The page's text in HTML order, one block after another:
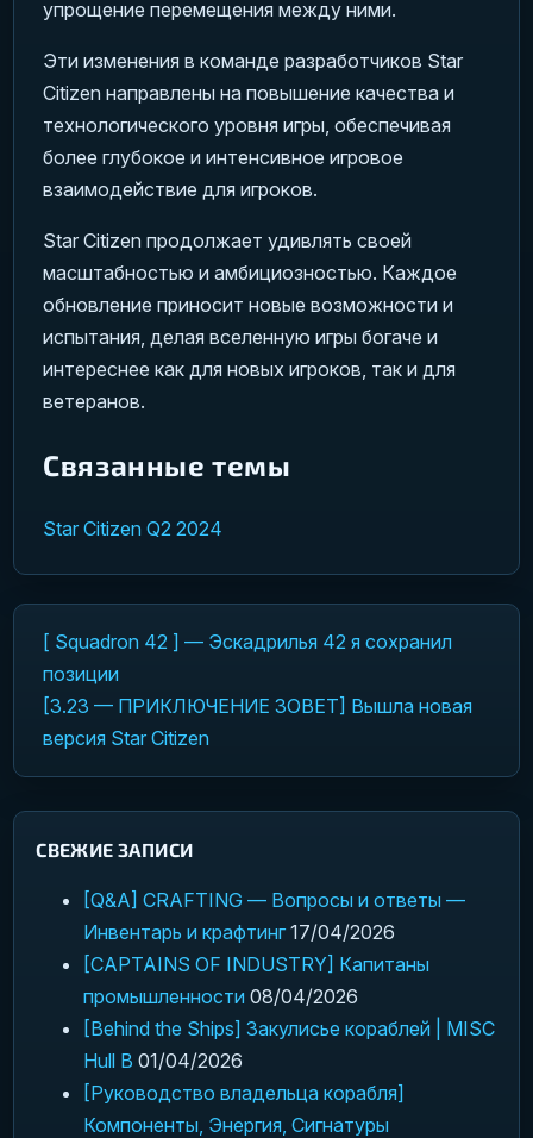
упрощение перемещения между ними.
Эти изменения в команде разработчиков Star
Citizen направлены на повышение качества и
технологического уровня игры, обеспечивая
более глубокое и интенсивное игровое
взаимодействие для игроков.
Star Citizen продолжает удивлять своей
масштабностью и амбициозностью. Каждое
обновление приносит новые возможности и
испытания, делая вселенную игры богаче и
интереснее как для новых игроков, так и для
ветеранов.
Связанные темы
Star Citizen Q2 2024
Навигация по записям
[ Squadron 42 ] — Эскадрилья 42 я сохранил
позиции
[3.23 — ПРИКЛЮЧЕНИЕ ЗОВЕТ] Вышла новая
версия Star Citizen
СВЕЖИЕ ЗАПИСИ
[Q&A] CRAFTING — Вопросы и ответы —
Инвентарь и крафтинг 17/04/2026
[CAPTAINS OF INDUSTRY] Капитаны
промышленности 08/04/2026
[Behind the Ships] Закулисье кораблей | MISC
Hull B 01/04/2026
[Руководство владельца корабля]
Компоненты, Энергия, Сигнатуры